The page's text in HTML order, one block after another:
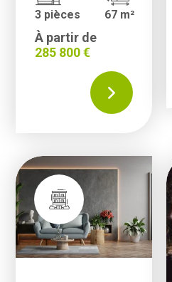
3 pièces 67 m²
À partir de
285 800 €